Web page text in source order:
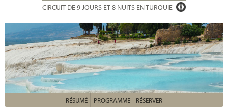
CIRCUIT DE 9 JOURS ET 8 NUITS EN TURQUIE
RÉSUMÉ PROGRAMME RÉSERVER